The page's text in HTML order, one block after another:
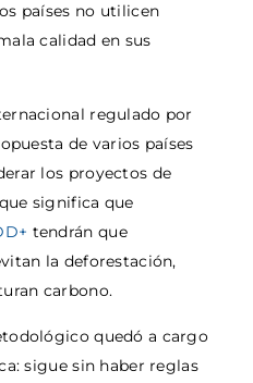
países no utilicen
calidad en sus
regulado por
de varios países
los proyectos de
significa que
tendrán que
la deforestación,
carbono.
quedó a cargo
sigue sin haber reglas